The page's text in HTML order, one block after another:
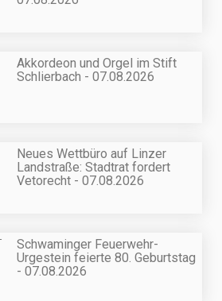
Akkordeon und Orgel im Stift
Schlierbach - 07.08.2026
Neues Wettbüro auf Linzer
Landstraße: Stadtrat fordert
Vetorecht - 07.08.2026
Schwaminger Feuerwehr-
Urgestein feierte 80. Geburtstag
- 07.08.2026